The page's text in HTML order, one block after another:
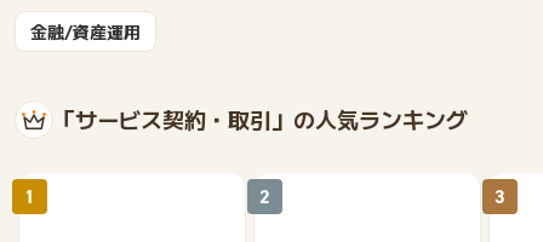
金融/資産運用
「サービス契約・取引」の人気ランキング
1 2 3